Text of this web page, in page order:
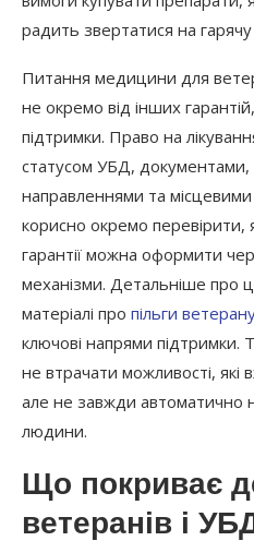
радить звертатися на
Питання медицини для
не окремо від інших
підтримки. Право на
статусом УБД, документами,
направленнями та
корисно окремо перевірити,
гарантії можна оформити
механізми. Детальніше про
матеріалі про пільги
ключові напрями підтримки.
не втрачати можливості, які
але не завжди автоматично
людини.
Що покриває
ветеранів і